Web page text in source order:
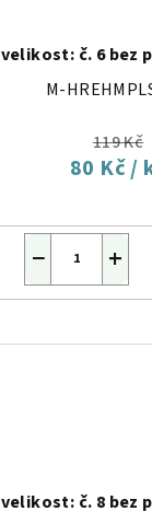
velikost: č. 6 bez
M-
119 Kč
80 Kč/
+
−
velikost: č. 8 bez